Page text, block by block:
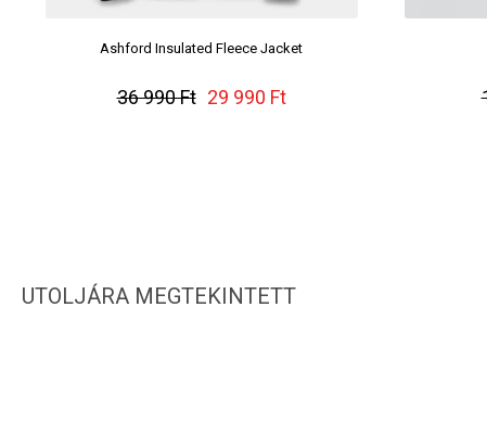
Ashford Insulated Fleece Jacket
36 990 Ft 29 990 Ft
UTOLJÁRA MEGTEKINTETT